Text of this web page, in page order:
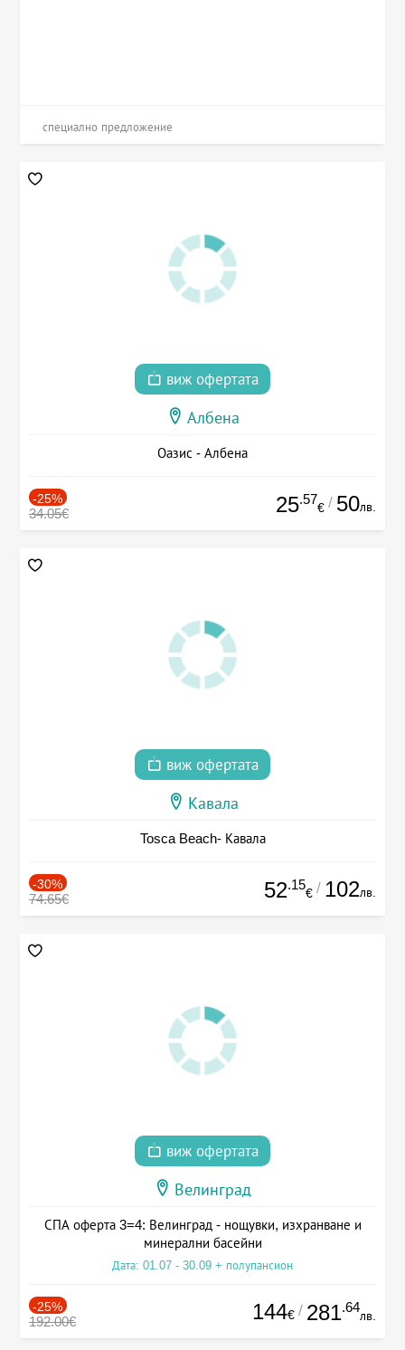
специално предложение
виж офертата
Албена
Оазис - Албена
-25%
34.05€ 25.57
€ / 50лв.
виж офертата
Кавала
Tosca Beach- Кавала
-30%
74.65€ 52.15
€ / 102лв.
виж офертата
Велинград
СПА оферта 3=4: Велинград - нощувки, изхранване и
минерални басейни
Дата: 01.07 - 30.09 + полупансион
-25%
192.00€ 144€ / 281.64
лв.